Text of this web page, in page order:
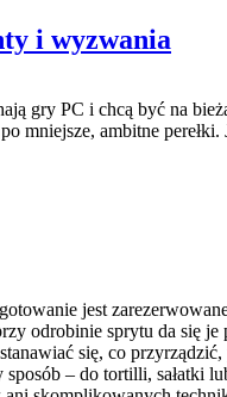
i wyzwania
gry PC i chcą być na
mniejsze, ambitne
jest
odrobinie sprytu da się
się, co
– do tortilli, sałatki